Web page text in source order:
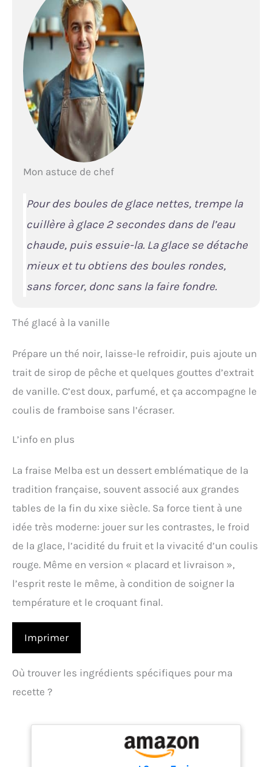
Mon astuce de chef
Pour des boules de glace nettes, trempe la
cuillère à glace 2 secondes dans de l’eau
chaude, puis essuie-la. La glace se détache
mieux et tu obtiens des boules rondes,
sans forcer, donc sans la faire fondre.
Thé glacé à la vanille
Prépare un thé noir, laisse-le refroidir, puis ajoute un
trait de sirop de pêche et quelques gouttes d’extrait
de vanille. C’est doux, parfumé, et ça accompagne le
coulis de framboise sans l’écraser.
L’info en plus
La fraise Melba est un dessert emblématique de la
tradition française, souvent associé aux grandes
tables de la fin du xixe siècle. Sa force tient à une
idée très moderne: jouer sur les contrastes, le froid
de la glace, l’acidité du fruit et la vivacité d’un coulis
rouge. Même en version « placard et livraison »,
l’esprit reste le même, à condition de soigner la
température et le croquant final.
Imprimer
Où trouver les ingrédients spécifiques pour ma
recette ?